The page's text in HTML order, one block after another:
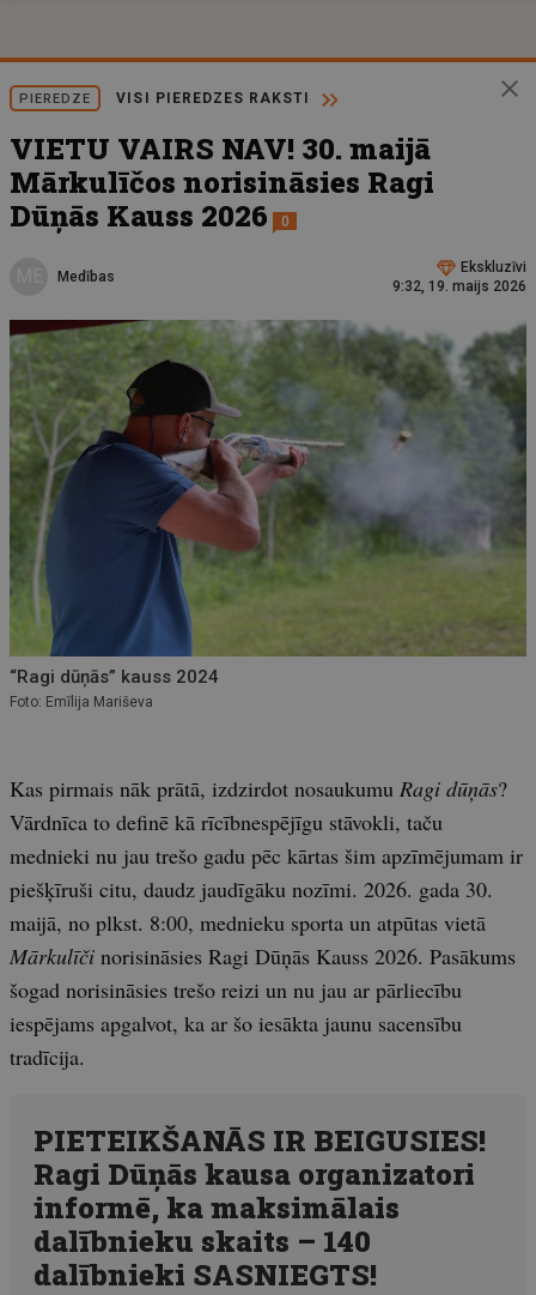
PIEREDZE VISI PIEREDZES RAKSTI
VIETU VAIRS NAV! 30. maijā
Mārkulīčos norisināsies Ragi
Dūņās Kauss 2026
0
Medības
Ekskluzīvi
9:32, 19. maijs 2026
“Ragi dūņās” kauss 2024
Foto: Emīlija Mariševa
Kas pirmais nāk prātā, izdzirdot nosaukumu Ragi dūņās?
Vārdnīca to definē kā rīcībnespējīgu stāvokli, taču
mednieki nu jau trešo gadu pēc kārtas šim apzīmējumam ir
piešķīruši citu, daudz jaudīgāku nozīmi. 2026. gada 30.
maijā, no plkst. 8:00, mednieku sporta un atpūtas vietā
Mārkulīči norisināsies Ragi Dūņās Kauss 2026. Pasākums
šogad norisināsies trešo reizi un nu jau ar pārliecību
iespējams apgalvot, ka ar šo iesākta jaunu sacensību
tradīcija.
PIETEIKŠANĀS IR BEIGUSIES!
Ragi Dūņās kausa organizatori
informē, ka maksimālais
dalībnieku skaits – 140
dalībnieki SASNIEGTS!